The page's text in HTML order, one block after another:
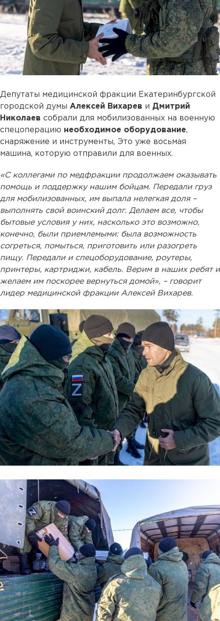
Депутаты медицинской фракции Екатеринбургской
городской думы Алексей Вихарев и Дмитрий
Николаев собрали для мобилизованных на военную
спецоперацию необходимое оборудование,
снаряжение и инструменты, Это уже восьмая
машина, которую отправили для военных.
«С коллегами по медфракции продолжаем оказывать
помощь и поддержку нашим бойцам. Передали груз
для мобилизованных, им выпала нелегкая доля –
выполнять свой воинский долг. Делаем все, чтобы
бытовые условия у них, насколько это возможно,
конечно, были приемлемыми: была возможность
согреться, помыться, приготовить или разогреть
пищу. Передали и спецоборудование, роутеры,
принтеры, картриджи, кабель. Верим в наших ребят и
желаем им поскорее вернуться домой», – говорит
лидер медицинской фракции Алексей Вихарев.